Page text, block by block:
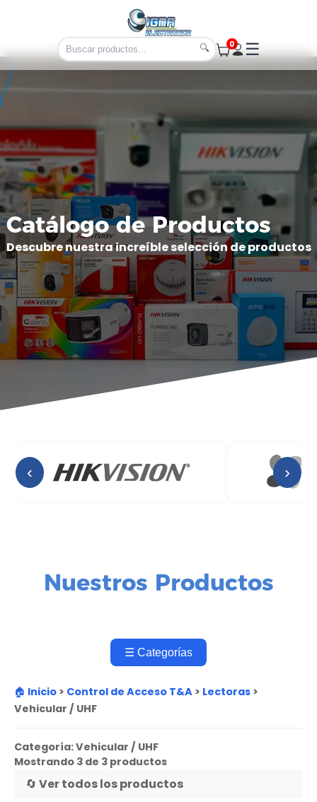
🔍 0 ☰
Catálogo de Productos
Descubre nuestra increíble selección de productos
‹ ›
Nuestros Productos
☰ Categorías
🏠 Inicio > Control de Acceso T&A > Lectoras >
Vehicular / UHF
Categoría:Vehicular / UHF
Mostrando 3 de 3 productos
🔄 Ver todos los productos